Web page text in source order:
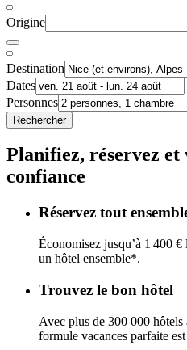
Origine
Destination
Dates
Personnes
Rechercher
Planifiez, réservez et
confiance
Réservez tout
Économisez jusqu’à 1 400
un hôtel ensemble*.
Trouvez le bon hôtel
Avec plus de 300 000 hôtels
formule vacances parfaite